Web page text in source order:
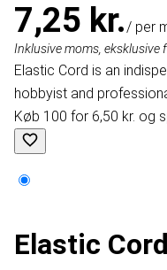
7,25 kr./ per
Inklusive moms, eksklusive
Elastic Cord is an
hobbyist and
Køb 100 for 6,50 kr. og
Elastic